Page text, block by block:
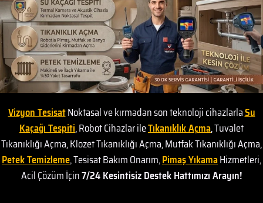
Vizyon TesisatNoktasal ve kırmadan son teknoloji cihazlarlaSu
Kaçağı Tespiti, Robot Cihazlar ileTıkanıklık Açma, Tuvalet
Tıkanıklığı Açma, Klozet Tıkanıklığı Açma, Mutfak Tıkanıklığı Açma,
Petek Temizleme, Tesisat Bakım Onarım,Pimaş YıkamaHizmetleri,
Acil Çözüm İçin7/24 Kesintisiz Destek Hattımızı Arayın!